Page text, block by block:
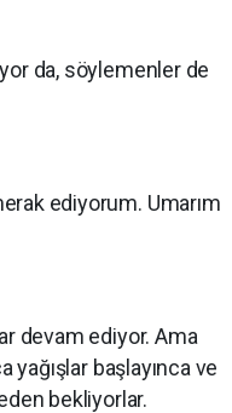
da, söylemenler de
ediyorum. Umarım
devam ediyor. Ama
yağışlar başlayınca ve
bekliyorlar.